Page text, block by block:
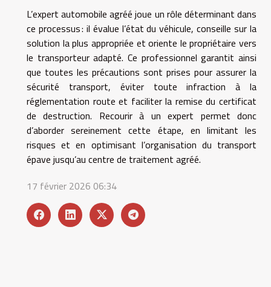
L’expert automobile agréé joue un rôle déterminant dans
ce processus : il évalue l’état du véhicule, conseille sur la
solution la plus appropriée et oriente le propriétaire vers
le transporteur adapté. Ce professionnel garantit ainsi
que toutes les précautions sont prises pour assurer la
sécurité transport, éviter toute infraction à la
réglementation route et faciliter la remise du certificat
de destruction. Recourir à un expert permet donc
d’aborder sereinement cette étape, en limitant les
risques et en optimisant l’organisation du transport
épave jusqu’au centre de traitement agréé.
17 février 2026 06:34